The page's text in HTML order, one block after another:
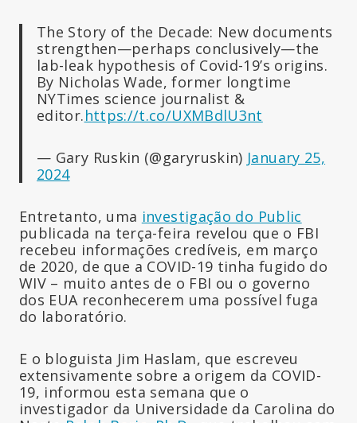
The Story of the Decade: New documents
strengthen—perhaps conclusively—the
lab-leak hypothesis of Covid-19’s origins.
By Nicholas Wade, former longtime
NYTimes science journalist &
editor.https://t.co/UXMBdlU3nt
— Gary Ruskin (@garyruskin) January 25,
2024
Entretanto, uma investigação do Public
publicada na terça-feira revelou que o FBI
recebeu informações credíveis, em março
de 2020, de que a COVID-19 tinha fugido do
WIV – muito antes de o FBI ou o governo
dos EUA reconhecerem uma possível fuga
do laboratório.
E o bloguista Jim Haslam, que escreveu
extensivamente sobre a origem da COVID-
19, informou esta semana que o
investigador da Universidade da Carolina do